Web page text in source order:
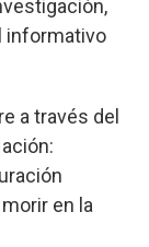
informativo
a través del
en la